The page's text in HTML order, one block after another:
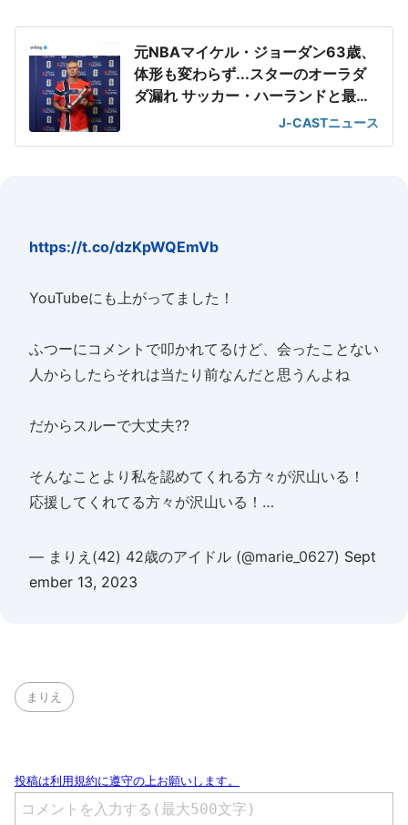
元NBAマイケル・ジョーダン63歳、
体形も変わらず...スターのオーラダ
ダ漏れ サッカー・ハーランドと最強
J-CASTニュース
https://t.co/dzKpWQEmVb
YouTubeにも上がってました！
ふつーにコメントで叩かれてるけど、会ったことない
人からしたらそれは当たり前なんだと思うんよね
だからスルーで大丈夫??
そんなことより私を認めてくれる方々が沢山いる！
応援してくれてる方々が沢山いる！…
— まりえ(42) 42歳のアイドル (@marie_0627) Sept
ember 13, 2023
まりえ